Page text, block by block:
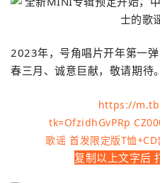
2023年，号角唱片开年第一
春三月、诚意巨献，敬请期待。
https://
tk=OfzidhGvPRp
歌谣 首发限定版T恤+CD
复制以上文字后